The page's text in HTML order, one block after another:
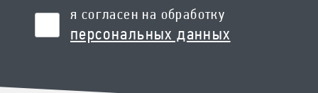
я согласен на обработку
персональных данных